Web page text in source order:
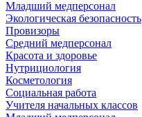
Младший медперсонал
Экологическая безопасность
Провизоры
Средний медперсонал
Красота и здоровье
Нутрициология
Косметология
Социальная работа
Учителя начальных классов